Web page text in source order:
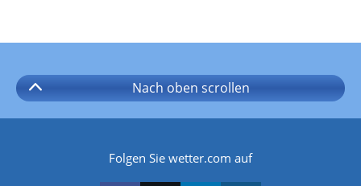
Nach oben scrollen
Folgen Sie wetter.com auf